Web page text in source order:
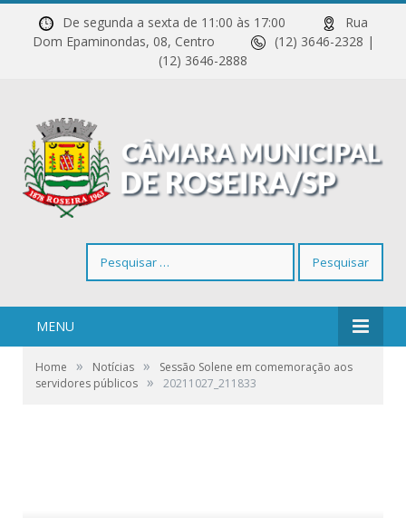
De segunda a sexta de 11:00 às 17:00
Rua
Dom Epaminondas, 08, Centro
(12) 3646-2328 |
(12) 3646-2888
por:
MENU
Home » Notícias »
Sessão Solene em comemoração aos
servidores públicos » 20211027_211833